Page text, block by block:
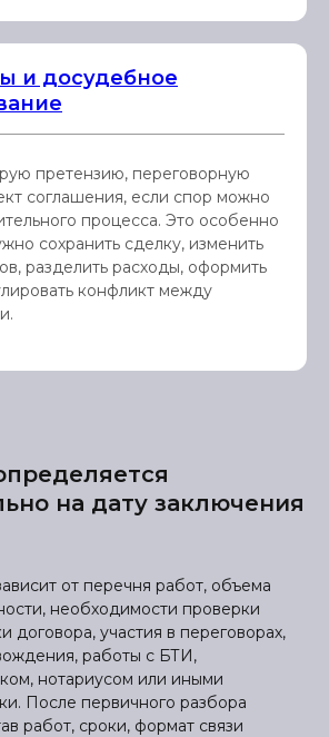
и досудебное
претензию, переговорную
соглашения, если спор можно
процесса. Это особенно
сохранить сделку, изменить
разделить расходы, оформить
конфликт между
на дату заключения
от перечня работ, объема
необходимости проверки
договора, участия в переговорах,
работы с БТИ,
нотариусом или иными
После первичного разбора
работ, сроки, формат связи